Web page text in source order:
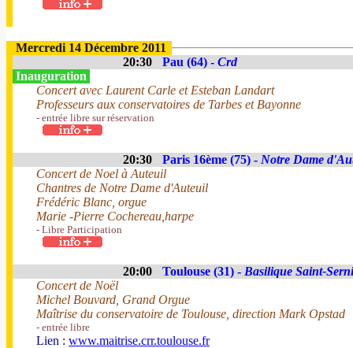
Mercredi 14 Décembre 2011
20:30
Pau (64) - Crd
Inauguration
Concert avec Laurent Carle et Esteban Landart
Professeurs aux conservatoires de Tarbes et Bayonne
- entrée libre sur réservation
20:30 Paris 16ème (75) - Notre Dame
Concert de Noel à Auteuil
Chantres de Notre Dame d'Auteuil
Frédéric Blanc, orgue
Marie -Pierre Cochereau,harpe
- Libre Participation
20:00 Toulouse (31) - Basilique Saint-
Concert de Noël
Michel Bouvard, Grand Orgue
Maîtrise du conservatoire de Toulouse, direction Mark Opstad
- entrée libre
Lien : www.maitrise.crr.toulouse.fr